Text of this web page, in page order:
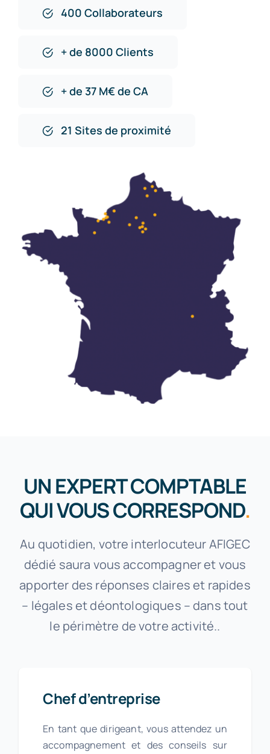
400 Collaborateurs
+ de 8000 Clients
+ de 37 M€ de CA
21 Sites de proximité
UN EXPERT COMPTABLE
QUI VOUS CORRESPOND.
Au quotidien, votre interlocuteur AFIGEC
dédié saura vous accompagner et vous
apporter des réponses claires et rapides
– légales et déontologiques – dans tout
le périmètre de votre activité..
Chef d’entreprise
En tant que dirigeant, vous attendez un
accompagnement et des conseils sur